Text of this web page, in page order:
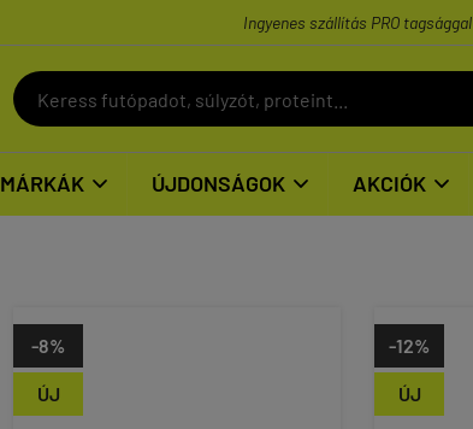
Ingyenes szállítás PRO tagsággal
MÁRKÁK  ÚJDONSÁGOK  AKCIÓK 
ÚJ
-8%
ÚJ
-12%